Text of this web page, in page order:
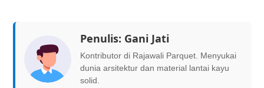
Penulis: Gani Jati
Kontributor di Rajawali Parquet. Menyukai
dunia arsitektur dan material lantai kayu
solid.